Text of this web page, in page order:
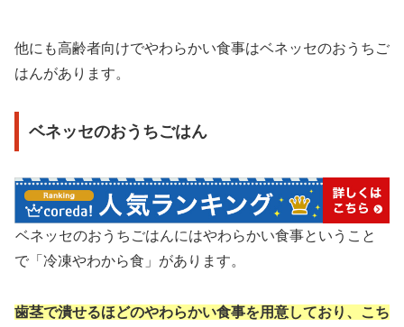
他にも高齢者向けでやわらかい食事はベネッセのおうちご
はんがあります。
ベネッセのおうちごはん
ベネッセのおうちごはんにはやわらかい食事ということ
で「冷凍やわから食」があります。
歯茎で潰せるほどのやわらかい食事を用意しており、こち